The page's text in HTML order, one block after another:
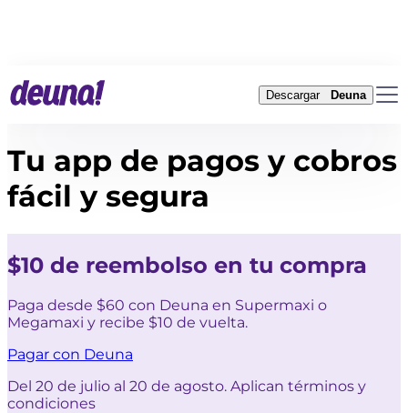
Descargar Deuna
Tu app de pagos y cobros
fácil y segura
$10 de reembolso en tu compra
Paga desde $60 con Deuna en Supermaxi o
Megamaxi y recibe $10 de vuelta.
Pagar con Deuna
Del 20 de julio al 20 de agosto. Aplican términos y
condiciones